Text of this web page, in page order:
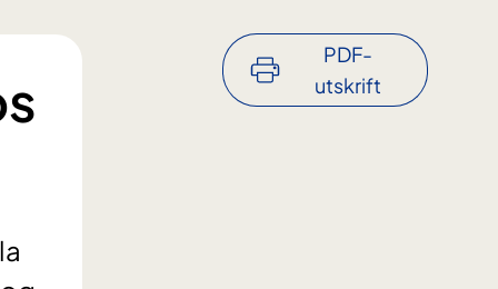
PDF-
utskrift